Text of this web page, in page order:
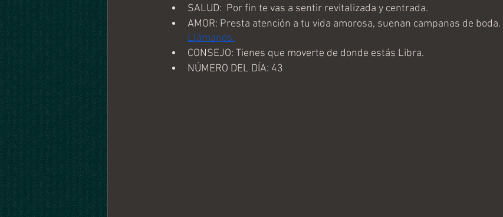
SALUD:  Por fin te vas a sentir revitalizada y centrada.
AMOR: Presta atención a tu vida amorosa, suenan campanas de boda.
Llámanos.
CONSEJO: Tienes que moverte de donde estás Libra.
NÚMERO DEL DÍA: 43